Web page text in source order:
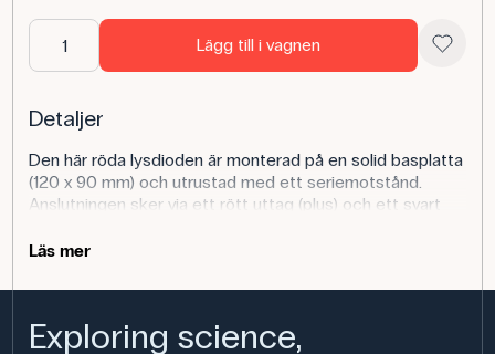
Lägg till i vagnen
Detaljer
Den här röda lysdioden är monterad på en solid basplatta
(120 x 90 mm) och utrustad med ett seriemotstånd.
Anslutningen sker via ett rött uttag (plus) och ett svart
seriemotståndet för att mäta spänningsfallet direkt över
Läs mer
Exploring science,